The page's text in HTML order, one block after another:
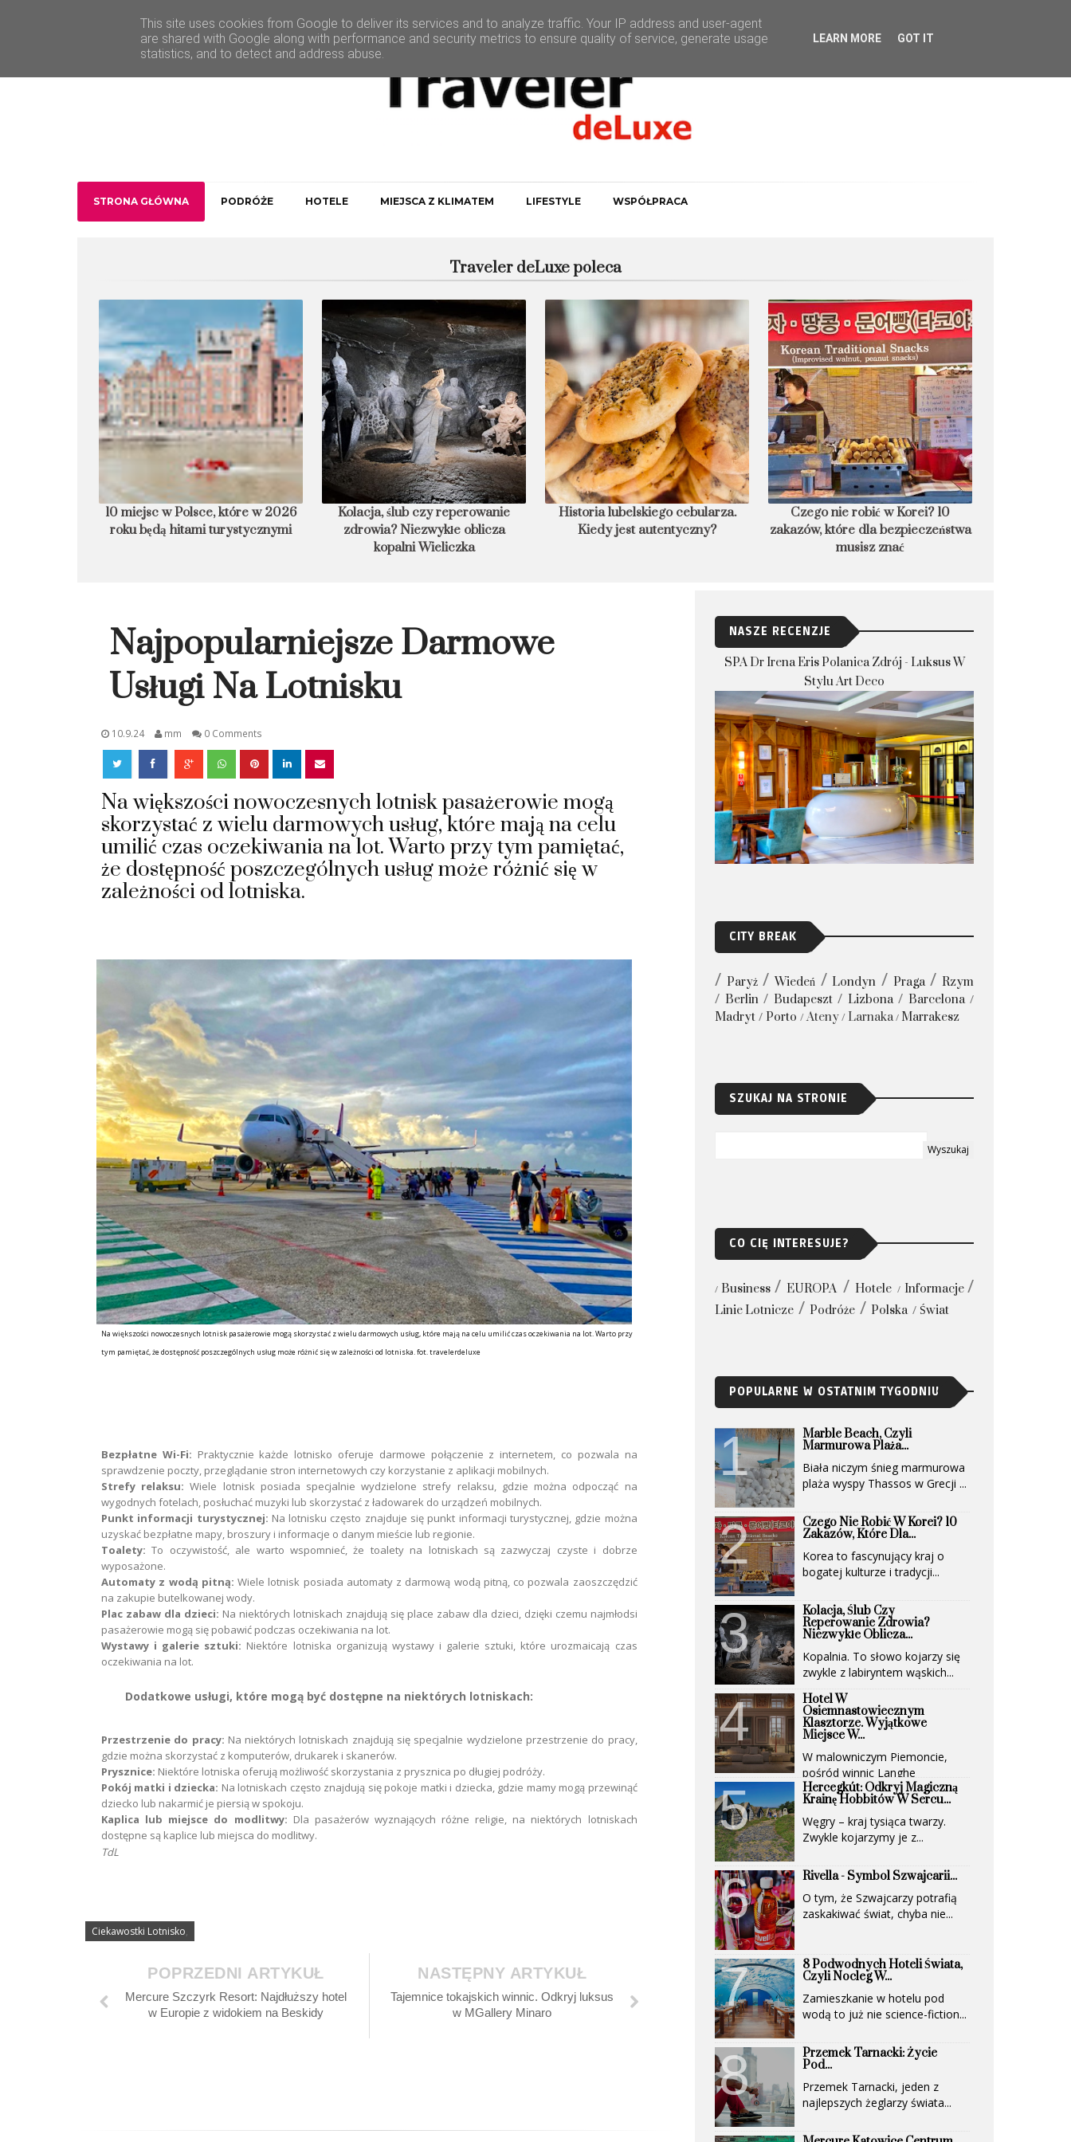
O Traveler deLuxe
STRONA GŁÓWNA PODRÓŻE HOTELE MIEJSCA Z KLIMATEM LIFESTYLE WSPÓŁPRACA
Traveler deLuxe poleca
10 miejsc w Polsce, które w 2026
roku będą hitami turystycznymi
Kolacja, ślub czy reperowanie
zdrowia? Niezwykłe oblicza
kopalni Wieliczka
Historia lubelskiego cebularza.
Kiedy jest autentyczny?
Czego nie robić w Korei? 10
zakazów, które dla bezpieczeństwa
musisz znać
Ciekawostki Lotnisko,
Najpopularniejsze Darmowe
Usługi Na Lotnisku
10.9.24 mm 0 Comments
Na większości nowoczesnych lotnisk pasażerowie mogą
skorzystać z wielu darmowych usług, które mają na celu
umilić czas oczekiwania na lot. Warto przy tym pamiętać,
że dostępność poszczególnych usług może różnić się w
zależności od lotniska.
Na większości nowoczesnych lotnisk pasażerowie mogą skorzystać z wielu darmowych usług, które mają na celu umilić czas oczekiwania na lot. Warto przy
tym pamiętać, że dostępność poszczególnych usług może różnić się w zależności od lotniska. fot. travelerdeluxe
Bezpłatne Wi-Fi: Praktycznie każde lotnisko oferuje darmowe połączenie z internetem, co pozwala na
sprawdzenie poczty, przeglądanie stron internetowych czy korzystanie z aplikacji mobilnych.
Strefy relaksu: Wiele lotnisk posiada specjalnie wydzielone strefy relaksu,gdzie można odpocząć na
wygodnych fotelach, posłuchać muzyki lub skorzystać z ładowarek do urządzeń mobilnych.
Punkt informacji turystycznej: Na lotnisku często znajduje się punkt informacji turystycznej,gdzie można
uzyskać bezpłatne mapy, broszury i informacje o danym mieście lub regionie.
Toalety: To oczywistość,ale warto wspomnieć,że toalety na lotniskach są zazwyczaj czyste i dobrze
wyposażone.
Automaty z wodą pitną: Wiele lotnisk posiada automaty z darmową wodą pitną,co pozwala zaoszczędzić
na zakupie butelkowanej wody.
Plac zabaw dla dzieci: Na niektórych lotniskach znajdują się place zabaw dla dzieci,dzięki czemu najmłodsi
pasażerowie mogą się pobawić podczas oczekiwania na lot.
Wystawy i galerie sztuki: Niektóre lotniska organizują wystawy i galerie sztuki, które urozmaicają czas
oczekiwania na lot.
Dodatkowe usługi, które mogą być dostępne na niektórych lotniskach:
Przestrzenie do pracy: Na niektórych lotniskach znajdują się specjalnie wydzielone przestrzenie do pracy,
gdzie można skorzystać z komputerów, drukarek i skanerów.
Prysznice: Niektóre lotniska oferują możliwość skorzystania z prysznica po długiej podróży.
Pokój matki i dziecka: Na lotniskach często znajdują się pokoje matki i dziecka,gdzie mamy mogą przewinąć
dziecko lub nakarmić je piersią w spokoju.
Kaplica lub miejsce do modlitwy: Dla pasażerów wyznających różne religie, na niektórych lotniskach
dostępne są kaplice lub miejsca do modlitwy.
TdL
NASTĘPNY ARTYKUŁ
Tajemnice tokajskich winnic. Odkryj luksus
w MGallery Minaro
POPRZEDNI ARTYKUŁ
Mercure Szczyrk Resort: Najdłuższy hotel
w Europie z widokiem na Beskidy
NASZE RECENZJE
SPA Dr Irena Eris Polanica Zdrój - Luksus W
Stylu Art Deco
CITY BREAK
Paryż Wiedeń Londyn Praga
Rzym
Berlin
Budapeszt Lizbona
Barcelona
Madryt
Porto Ateny Larnaka Marrakesz
SZUKAJ NA STRONIE
CO CIĘ INTERESUJE?
Business EUROPA Hotele
Informacje
Linie Lotnicze
Podróże Polska Świat
POPULARNE W OSTATNIM TYGODNIU
Marble Beach, Czyli
Marmurowa Plaża...
Biała niczym śnieg marmurowa
plaża wyspy Thassos w Grecji ...
Czego Nie Robić W Korei? 10
Zakazów, Które Dla...
Korea to fascynujący kraj o
bogatej kulturze i tradycji...
Kolacja, Ślub Czy
Reperowanie Zdrowia?
Niezwykłe Oblicza...
Kopalnia. To słowo kojarzy się
zwykle z labiryntem wąskich...
Hotel W
Osiemnastowiecznym
Klasztorze. Wyjątkowe
Miejsce W...
W malowniczym Piemoncie,
pośród winnic Langhe
(UNESCO)...
Hercegkút: Odkryj Magiczną
Krainę Hobbitów W Sercu...
Węgry – kraj tysiąca twarzy.
Zwykle kojarzymy je z...
Rivella - Symbol Szwajcarii...
O tym, że Szwajcarzy potrafią
zaskakiwać świat, chyba nie...
8 Podwodnych Hoteli Świata,
Czyli Nocleg W...
Zamieszkanie w hotelu pod
wodą to już nie science-fiction...
Przemek Tarnacki: Życie
Pod...
Przemek Tarnacki, jeden z
najlepszych żeglarzy świata...
This site uses cookies from Google to deliver its services and to analyze traffic. Your IP address and user-agent
are shared with Google along with performance and security metrics to ensure quality of service, generate usage
statistics, and to detect and address abuse.
LEARN MORE GOT IT